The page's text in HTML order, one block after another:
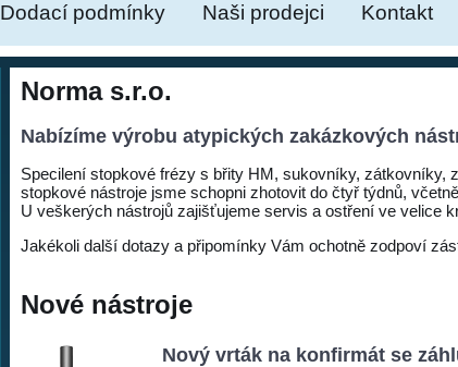
Dodací podmínky Naši prodejci Kontakt
Norma s.r.o.
Nabízíme výrobu atypických zakázkových
Specilení stopkové frézy s břity HM, sukovníky, zátkovníky,
stopkové nástroje jsme schopni zhotovit do čtyř týdnů,
U veškerých nástrojů zajišťujeme servis a ostření ve velice
Jakékoli další dotazy a připomínky Vám ochotně zodpoví
Nové nástroje
Nový vrták na konfirmát se